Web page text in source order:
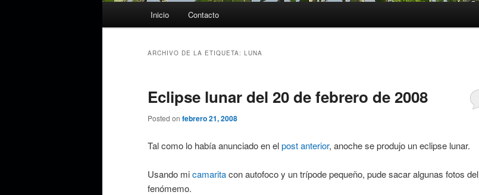
Inicio Contacto
ARCHIVO DE LA ETIQUETA: LUNA
Eclipse lunar del 20 de febrero de 2008
Posted on febrero 21, 2008
Tal como lo había anunciado en elpost anterior, anoche se produjo un eclipse lunar.
Usando micamaritacon autofoco y un trípode pequeño, pude sacar algunas fotos del
fenómemo.